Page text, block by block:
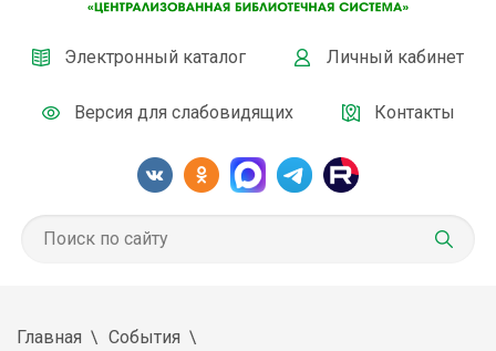
Электронный каталог Личный кабинет
Версия для слабовидящих Контакты
Главная
События